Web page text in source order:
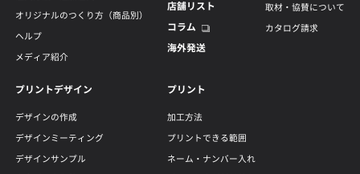
オリジナルのつくり方（商品別）
ヘルプ
メディア紹介
店舗リスト
コラム
海外発送
取材・協賛について
カタログ請求
プリントデザイン
デザインの作成
デザインミーティング
デザインサンプル
プリント
加工方法
プリントできる範囲
ネーム・ナンバー入れ